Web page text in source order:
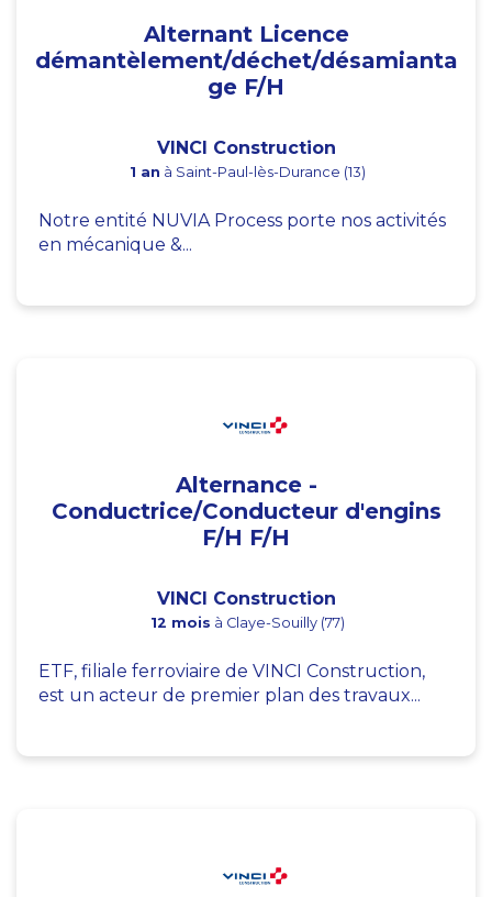
Alternant Licence
démantèlement/déchet/désamianta
ge F/H
VINCI Construction
1 an à Saint-Paul-lès-Durance (13)
Notre entité NUVIA Process porte nos activités
en mécanique &...
Alternance -
Conductrice/Conducteur d'engins
F/H F/H
VINCI Construction
12 mois à Claye-Souilly (77)
ETF, filiale ferroviaire de VINCI Construction,
est un acteur de premier plan des travaux...